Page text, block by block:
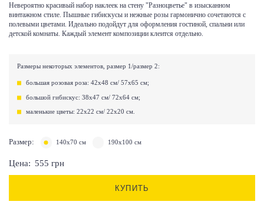
Невероятно красивый набор наклеек на стену "Разноцветье" в изысканном
винтажном стиле. Пышные гибискусы и нежные розы гармонично сочетаются с
полевыми цветами. Идеально подойдут для оформления гостиной, спальни или
детской комнаты. Каждый элемент композиции клеится отдельно.
Размеры некоторых элементов, размер 1/размер 2:
большая розовая роза: 42х48 см/ 57х65 см;
большой гибискус: 38х47 см/ 72х64 см;
маленькие цветы: 22х22 см/ 22х20 см.
Размер: 140х70 см 190х100 см
Цена: 555 грн
КУПИТЬ